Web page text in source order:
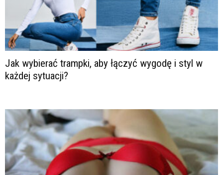
Jak wybierać trampki, aby łączyć wygodę i styl w
każdej sytuacji?